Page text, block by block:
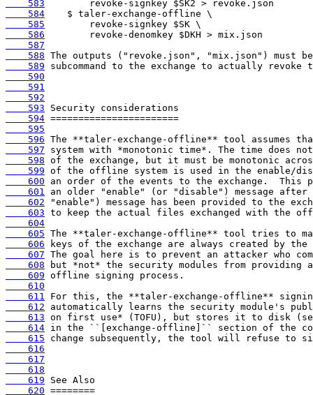
    583
    584
    585
    586
    587
    588
    589
    590
    591
    592
    593
    594
    595
    596
    597
    598
    599
    600
    601
    602
    603
    604
    605
    606
    607
    608
    609
    610
    611
    612
    613
    614
    615
    616
    617
    618
    619
    620